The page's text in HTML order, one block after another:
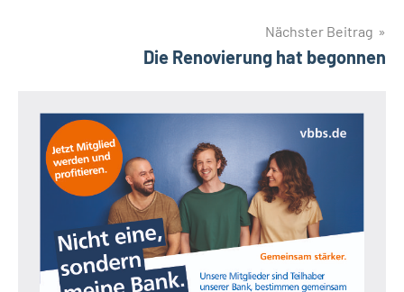
Nächster Beitrag
Die Renovierung hat begonnen